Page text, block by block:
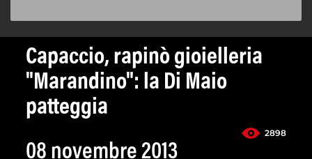
Capaccio, rapinò gioielleria
"Marandino": la Di Maio
patteggia
2898
08 novembre 2013